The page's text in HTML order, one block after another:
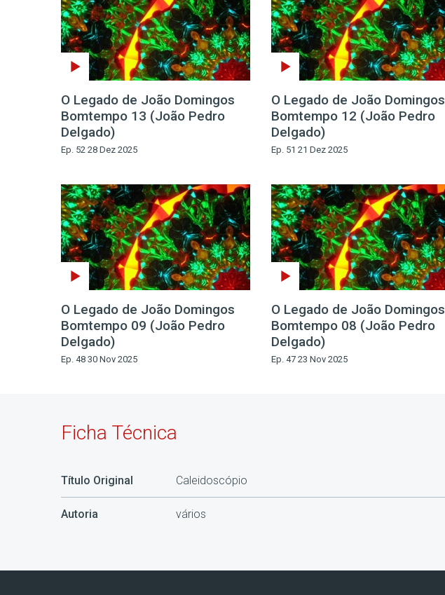
O Legado de João Domingos
Bomtempo 13 (João Pedro
Delgado)
Ep. 52 28 Dez 2025
O Legado de João Domingos
Bomtempo 12 (João Pedro
Delgado)
Ep. 51 21 Dez 2025
O Legado de João Domingos
Bomtempo 09 (João Pedro
Delgado)
Ep. 48 30 Nov 2025
O Legado de João Domingos
Bomtempo 08 (João Pedro
Delgado)
Ep. 47 23 Nov 2025
Ficha Técnica
Título Original Caleidoscópio
Autoria vários